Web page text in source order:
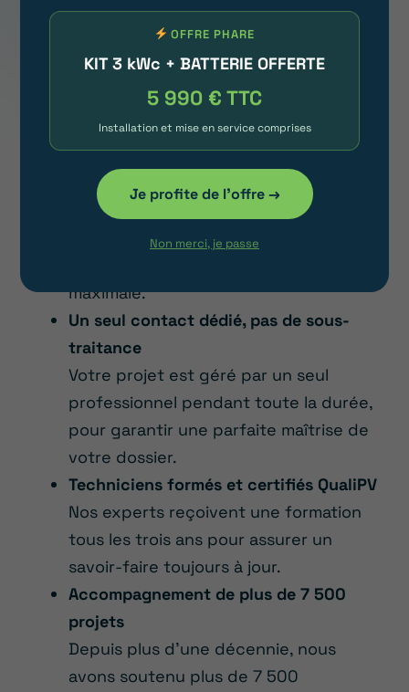
Disponibilité et réactivité
Nous restons à votre disposition 7
jours sur 7, de 8 heures à 20 heures,
pour répondre à toutes vos demandes
et questions.
Assurance décennale
Avec Habit’avenir, vous bénéficiez
d’une protection allant jusqu’à 7
millions d’euros pendant 10 années,
maximale.
Un seul contact dédié, pas de sous-
traitance
Votre projet est géré par un seul
professionnel pendant toute la durée,
pour garantir une parfaite maîtrise de
votre dossier.
Techniciens formés et certifiés QualiPV
Nos experts reçoivent une formation
tous les trois ans pour assurer un
savoir-faire toujours à jour.
Accompagnement de plus de 7 500
projets
Depuis plus d’une décennie, nous
avons soutenu plus de 7 500
OFFRE PHARE
KIT 3 kWc + BATTERIE OFFERTE
5 990 € TTC
Installation et mise en service comprises
Je profite de l'offre →
Non merci, je passe